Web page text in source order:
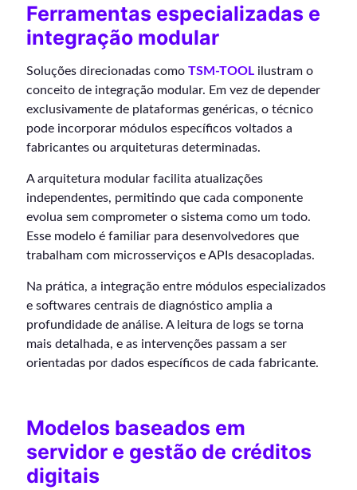
Ferramentas especializadas e
integração modular
Soluções direcionadas como TSM-TOOL ilustram o
conceito de integração modular. Em vez de depender
exclusivamente de plataformas genéricas, o técnico
pode incorporar módulos específicos voltados a
fabricantes ou arquiteturas determinadas.
A arquitetura modular facilita atualizações
independentes, permitindo que cada componente
evolua sem comprometer o sistema como um todo.
Esse modelo é familiar para desenvolvedores que
trabalham com microsserviços e APIs desacopladas.
Na prática, a integração entre módulos especializados
e softwares centrais de diagnóstico amplia a
profundidade de análise. A leitura de logs se torna
mais detalhada, e as intervenções passam a ser
orientadas por dados específicos de cada fabricante.
Modelos baseados em
servidor e gestão de créditos
digitais